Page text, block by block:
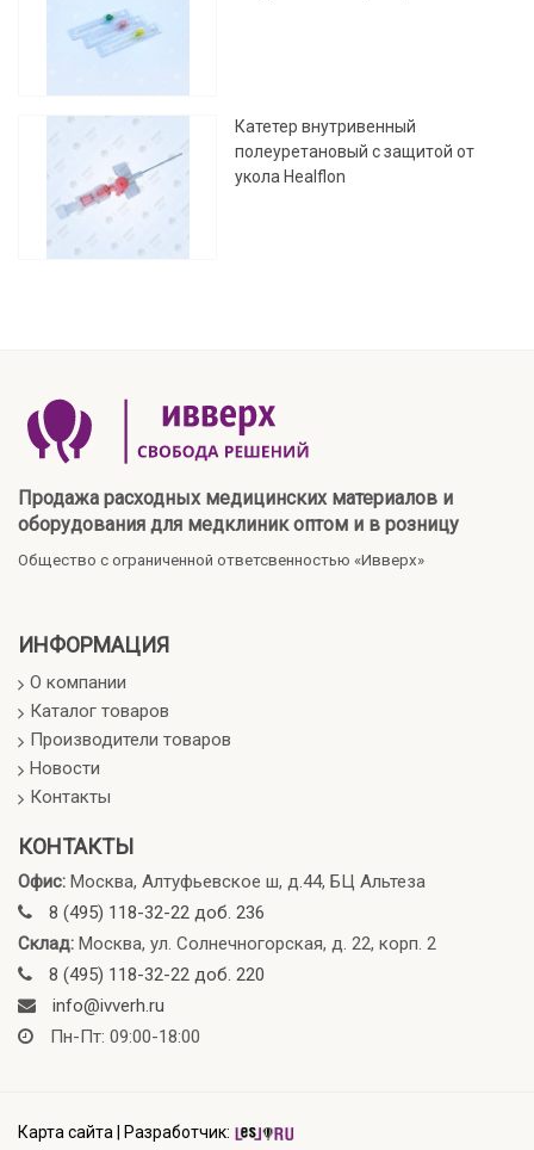
Катетер внутривенный
полеуретановый с защитой от
укола Healflon
Продажа расходных медицинских материалов и
оборудования для медклиник оптом и в розницу
Общество с ограниченной ответсвенностью «Ивверх»
ИНФОРМАЦИЯ
О компании
Каталог товаров
Производители товаров
Новости
Контакты
КОНТАКТЫ
Офис: Москва, Алтуфьевское ш, д.44, БЦ Альтеза
8 (495) 118-32-22 доб. 236
Склад: Москва, ул. Солнечногорская, д. 22, корп. 2
8 (495) 118-32-22 доб. 220
info@ivverh.ru
Пн-Пт: 09:00-18:00
Карта сайта Разработчик: